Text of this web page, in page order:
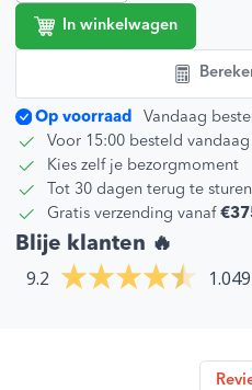
In winkelwagen
Op voorraad
Vandaag
Voor 15:00 besteld
Kies zelf je bezorgmoment
Tot 30 dagen terug te sturen
Gratis verzending vanaf
Blije klanten 🔥
9.2